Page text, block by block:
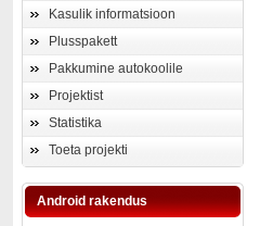
Kasulik informatsioon
Plusspakett
Pakkumine autokoolile
Projektist
Statistika
Toeta projekti
Android rakendus